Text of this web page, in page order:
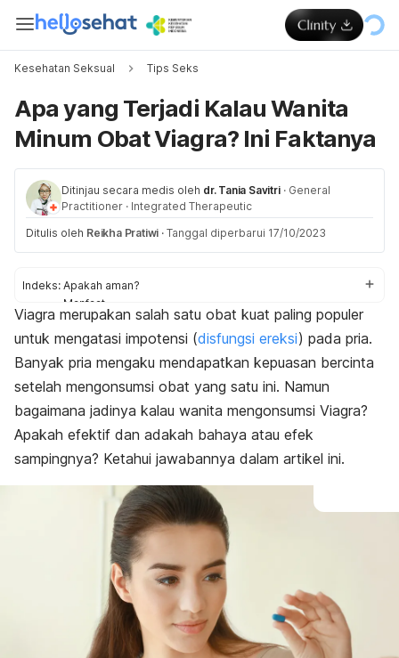
Kesehatan Seksual Tips Seks
Apa yang Terjadi Kalau Wanita
Minum Obat Viagra? Ini Faktanya
Ditinjau secara medis oleh dr. Tania Savitri · General
Practitioner · Integrated Therapeutic
Ditulis oleh Reikha Pratiwi · Tanggal diperbarui 17/10/2023
Indeks: Apakah aman?
Manfaat
Efek samping
Viagra merupakan salah satu obat kuat paling populer
untuk mengatasi impotensi (disfungsi ereksi) pada pria.
Banyak pria mengaku mendapatkan kepuasan bercinta
setelah mengonsumsi obat yang satu ini. Namun
bagaimana jadinya kalau wanita mengonsumsi Viagra?
Apakah efektif dan adakah bahaya atau efek
sampingnya? Ketahui jawabannya dalam artikel ini.